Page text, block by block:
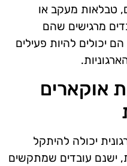
טבלאות מעקב או
מרגישים שהם
יכולים להיות פעילים
אוקארים
יכולה להיתקל
ישנם עובדים שמתקשים